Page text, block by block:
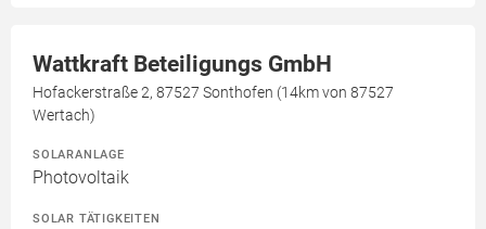
Wattkraft Beteiligungs GmbH
Hofackerstraße 2, 87527 Sonthofen (14km von 87527
Wertach)
SOLARANLAGE
Photovoltaik
SOLAR TÄTIGKEITEN